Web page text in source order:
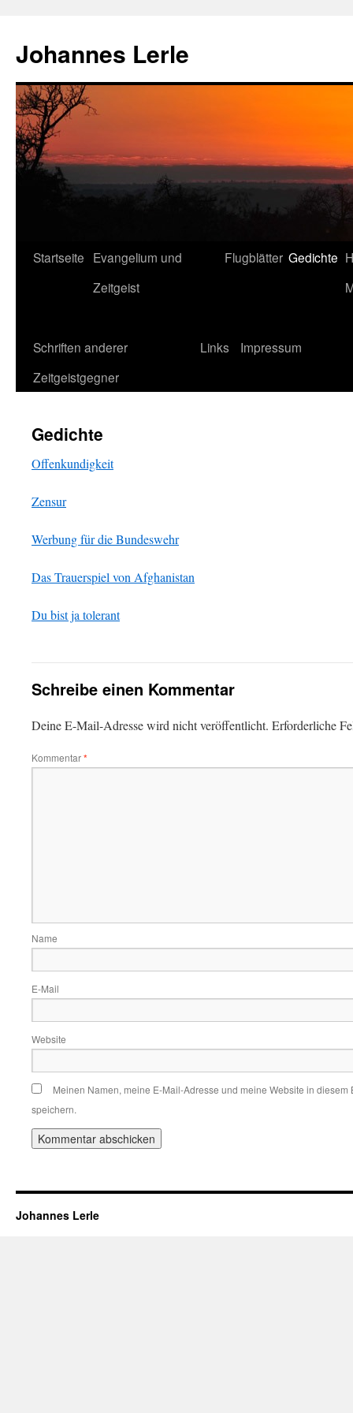
springen
Johannes Lerle
Startseite Evangelium und
Zeitgeist
Flugblätter Gedichte
Schriften anderer
Zeitgeistgegner
Links Impressum
Gedichte
Offenkundigkeit
Zensur
Werbung für die Bundeswehr
Das Trauerspiel von Afghanistan
Du bist ja tolerant
Schreibe einen Kommentar
Deine E-Mail-Adresse wird nicht veröffentlicht. Erforderliche
Kommentar*
Name
E-Mail
Website
Meinen Namen, meine E-Mail-Adresse und meine Website in
speichern.
Johannes Lerle